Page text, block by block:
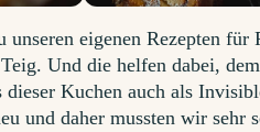
unseren eigenen Rezepten
Und die helfen dabei,
Kuchen auch als
und daher mussten wir sehr